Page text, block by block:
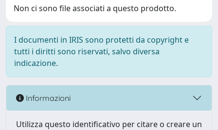
Non ci sono file associati a questo prodotto.
I documenti in IRIS sono protetti da copyright e
tutti i diritti sono riservati, salvo diversa
indicazione.
Informazioni
Utilizza questo identificativo per citare o creare un